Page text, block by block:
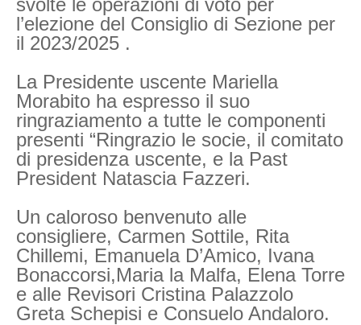
l’elezione del Consiglio di Sezione per
il 2023/2025 .
La Presidente uscente Mariella
Morabito ha espresso il suo
ringraziamento a tutte le componenti
presenti “Ringrazio le socie, il comitato
di presidenza uscente, e la Past
President Natascia Fazzeri.
Un caloroso benvenuto alle
consigliere, Carmen Sottile, Rita
Chillemi, Emanuela D’Amico, Ivana
Bonaccorsi,Maria la Malfa, Elena Torre
e alle Revisori Cristina Palazzolo
Greta Schepisi e Consuelo Andaloro.